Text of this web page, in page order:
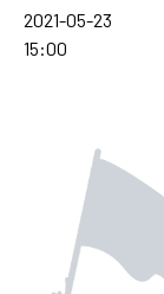
2021-05-23
15:00